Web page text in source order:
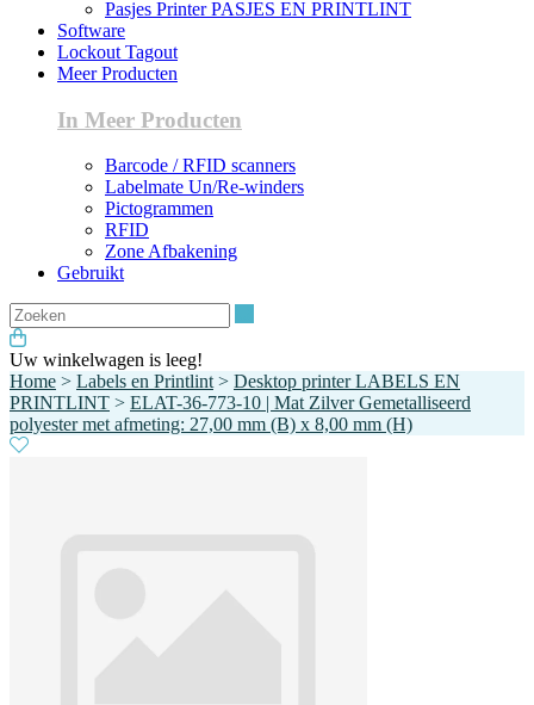
Pasjes Printer PASJES EN PRINTLINT
Software
Lockout Tagout
Meer Producten
In Meer Producten
Barcode / RFID scanners
Labelmate Un/Re-winders
Pictogrammen
RFID
Zone Afbakening
Gebruikt
Uw winkelwagen is leeg!
Home > Labels en Printlint > Desktop printer LABELS EN
PRINTLINT > ELAT-36-773-10 | Mat Zilver Gemetalliseerd
polyester met afmeting: 27,00 mm (B) x 8,00 mm (H)